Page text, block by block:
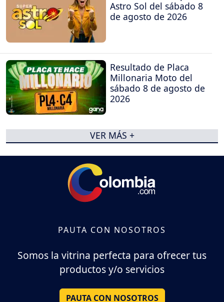
Astro Sol del sábado 8
de agosto de 2026
Resultado de Placa
Millonaria Moto del
sábado 8 de agosto de
2026
VER MÁS +
PAUTA CON NOSOTROS
Somos la vitrina perfecta para ofrecer tus
productos y/o servicios
PAUTA CON NOSOTROS